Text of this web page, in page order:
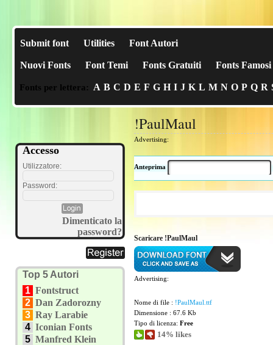
Submit font Utilities Font Autori
Nuovi Fonts Font Temi Fonts Gratuiti Fonts Famosi
Fonts per lettera: A B C D E F G H I J K L M N O P Q R
Accesso
Utilizzatore:
Password:
Dimenticato la
password?
Top 5 Autori
1 Fontstruct
2 Dan Zadorozny
3 Ray Larabie
4 Iconian Fonts
5 Manfred Klein
!PaulMaul
Advertising:
Anteprima
Scaricare !PaulMaul
Advertising:
Nome di file : !PaulMaul.ttf
Dimensione : 67.6 Kb
Tipo di licenza: Free
14% likes